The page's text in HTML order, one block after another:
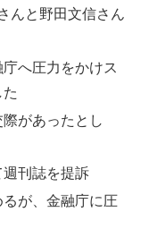
んと野田文信さん
へ圧力をかけス
があったとし
刊誌を提訴
が、金融庁に圧